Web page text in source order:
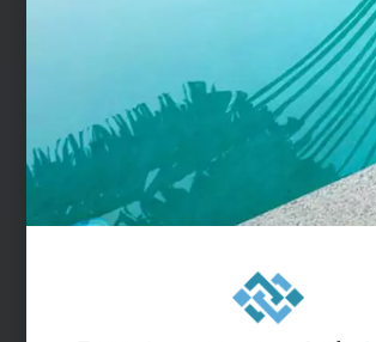
Ma Margelle Céramique, votre
margelles de piscine en céramique.
margelles sont façonnées dans notre
coeur des Vosges.
Le samedi de 8h30 à 12h